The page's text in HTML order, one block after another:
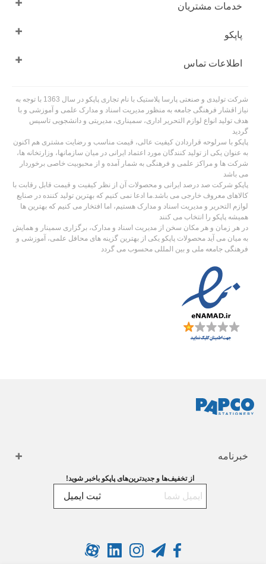
خدمات مشتریان
پاپکو
اطلاعات تماس
شرکت تولیدی و صنعتی پارسا پلاستیک با نام تجاری پاپکو در سال 1363 با توجه به
نیاز اقشار فرهنگی جامعه به منظور مدیریت اسناد و مدارک علمی و آموزشی و با
هدف تولید انواع لوازم التحریر اداری، سمیناری، مدیریتی و دانشجویی تاسیس
گردید
پاپکو با سرلوحه قراردادن کیفیت عالی، قیمت مناسب و رضایت مشتری هم اکنون
به عنوان یکی از تولید کنندگان مورد اعتماد ایرانی در میان سازمانها، وزارتخانه ها،
شرکت ها و مراکز علمی و فرهنگی به شمار آمده و از محبوبیت خاصی برخوردار
می باشد
پاپکو شرکت صد درصد ایرانی و محصولات آن از نظر کیفیت و قیمت قابل رقابت با
کالاهای معروف خارجی می باشد.ما ادعا نمی کنیم که بهترین تولید کننده در صنایع
لوازم التحریر و مدیریت اسناد و مدارک هستیم، اما افتخار می کنیم که بهترین ها
همیشه پاپکو را انتخاب می کنند
در هر زمان و هر مکان سخن از مدیریت اسناد و مدارک، برگزاری سمینار و همایش
به میان می آید محصولات پاپکو یکی از بهترین گزینه های محافل علمی، آموزشی و
فرهنگی جامعه ملی و بین المللی محسوب می گردد
خبرنامه
از تخفیف‌ها و جدیدترین‌های پاپکو باخبر شوید!
ثبت ایمیل